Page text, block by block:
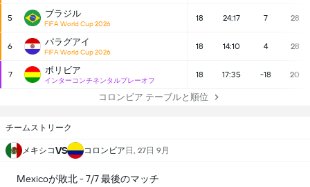
5 ブラジル
FIFA World Cup 2026
18 24:17 7 28
6 パラグアイ
FIFA World Cup 2026
18 14:10 4 28
7 ボリビア
インターコンチネンタルプレーオフ
18 17:35 -18 20
コロンビア テーブルと順位
チームストリーク
メキシコVS コロンビア 日, 27日 9月
Mexicoが敗北 - 7/7 最後のマッチ